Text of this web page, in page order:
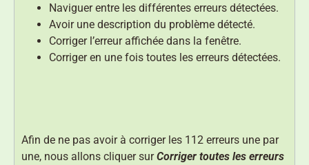
Naviguer entre les différentes erreurs détectées.
Avoir une description du problème détecté.
Corriger l’erreur affichée dans la fenêtre.
Corriger en une fois toutes les erreurs détectées.
Afin de ne pas avoir à corriger les 112 erreurs une par
une, nous allons cliquer surCorriger toutes les erreurs